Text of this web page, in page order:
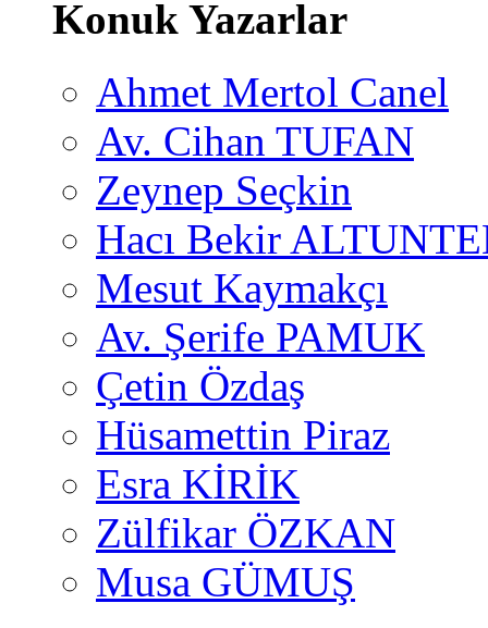
Konuk Yazarlar
Ahmet Mertol Canel
Av. Cihan TUFAN
Zeynep Seçkin
Hacı Bekir
Mesut Kaymakçı
Av. Şerife PAMUK
Çetin Özdaş
Hüsamettin Piraz
Esra KİRİK
Zülfikar ÖZKAN
Musa GÜMUŞ